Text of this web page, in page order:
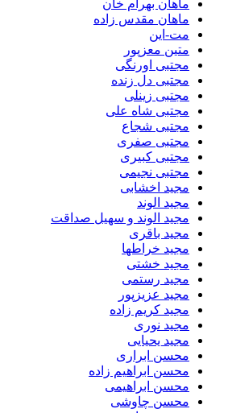
ماهان بهرام خان
ماهان مقدس زاده
مت-این
متین معزپور
مجتبی اورنگی
مجتبی دل زنده
مجتبی زینلی
مجتبی شاه علی
مجتبی شجاع
مجتبی صفری
مجتبی کبیری
مجتبی نجیمی
مجید اخشابی
مجید الوند‎
مجید الوند و سهیل صداقت
مجید باقری
مجید خراطها
مجید خشتی
مجید رستمی
مجید عزیزپور
مجید کریم زاده
مجید نوری
مجید یحیایی
محسن ابراری
محسن ابراهیم زاده
محسن ابراهیمی
محسن چاوشی